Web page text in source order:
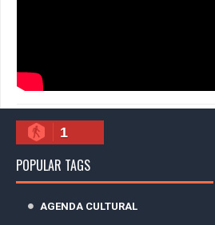
1
POPULAR TAGS
AGENDA CULTURAL